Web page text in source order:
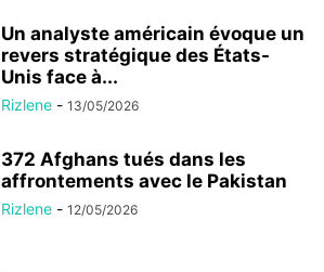
Un analyste américain évoque un
revers stratégique des États-
Unis face à...
Rizlene - 13/05/2026
372 Afghans tués dans les
affrontements avec le Pakistan
Rizlene - 12/05/2026